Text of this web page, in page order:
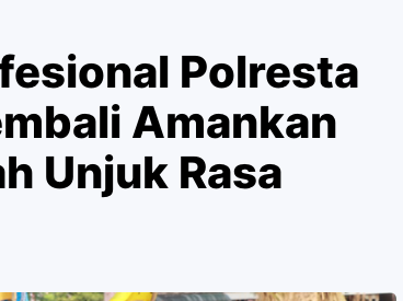
Polresta
Amankan
Unjuk Rasa